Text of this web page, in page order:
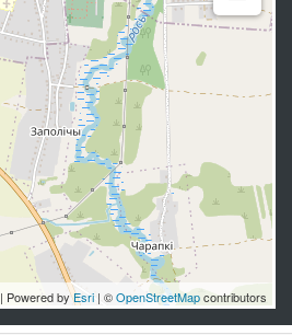
| Powered byEsri | ©OpenStreetMapcontributors